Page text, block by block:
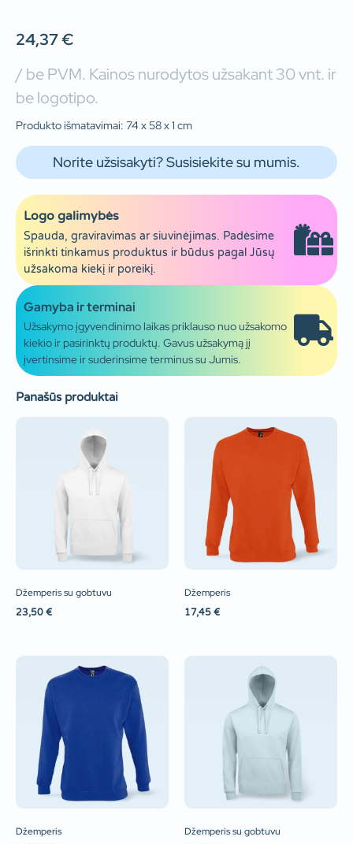
24,37€
/ be PVM. Kainos nurodytos užsakant 30 vnt. ir
be logotipo.
Produkto išmatavimai: 74 x 58 x 1 cm
Norite užsisakyti? Susisiekite su mumis.
Logo galimybės
Spauda, graviravimas ar siuvinėjimas. Padėsime
išrinkti tinkamus produktus ir būdus pagal Jūsų
užsakoma kiekį ir poreikį.
Gamyba ir terminai
Užsakymo įgyvendinimo laikas priklauso nuo užsakomo
kiekio ir pasirinktų produktų. Gavus užsakymą jį
įvertinsime ir suderinsime terminus su Jumis.
Panašūs produktai
Džemperis su gobtuvu
23,50 €
Džemperis
17,45 €
Džemperis Džemperis su gobtuvu